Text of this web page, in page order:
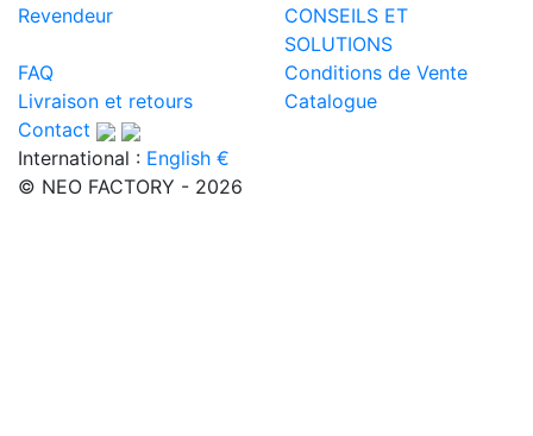
Revendeur
CONSEILS ET
SOLUTIONS
FAQ
Conditions de Vente
Livraison et retours
Catalogue
Contact
International : English €
© NEO FACTORY - 2026